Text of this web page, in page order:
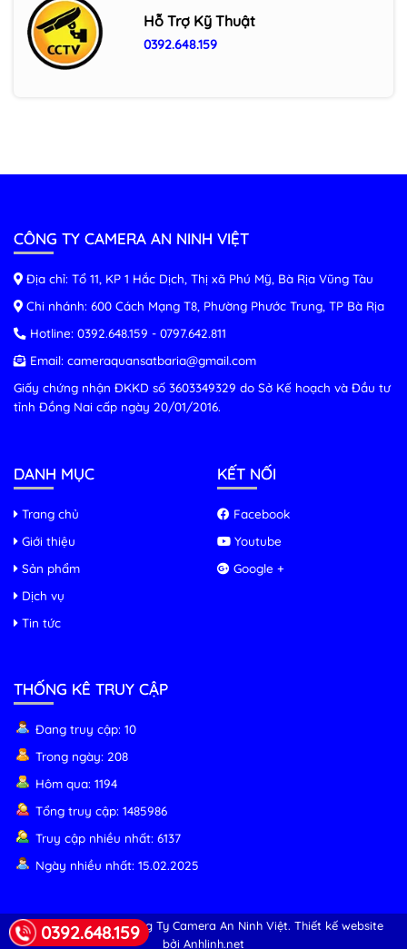
Hỗ Trợ Kỹ Thuật
0392.648.159
CÔNG TY CAMERA AN NINH VIỆT
Địa chỉ: Tổ 11, KP 1 Hắc Dịch, Thị xã Phú Mỹ, Bà Rịa Vũng Tàu
Chi nhánh: 600 Cách Mạng T8, Phường Phước Trung, TP Bà Rịa
Hotline: 0392.648.159 - 0797.642.811
Email: cameraquansatbaria@gmail.com
Giấy chứng nhận ĐKKD số 3603349329 do Sở Kế hoạch và Đầu tư
tỉnh Đồng Nai cấp ngày 20/01/2016.
0392.648.159
DANH MỤC
Trang chủ
Giới thiệu
Sản phẩm
Dịch vụ
Tin tức
KẾT NỐI
Facebook
Youtube
Google +
THỐNG KÊ TRUY CẬP
Đang truy cập: 10
Trong ngày: 208
Hôm qua: 1194
Tổng truy cập: 1485986
Truy cập nhiều nhất: 6137
Ngày nhiều nhất: 15.02.2025
© Copyright 2026 Công Ty Camera An Ninh Việt. Thiết kế website
bởi Anhlinh.net